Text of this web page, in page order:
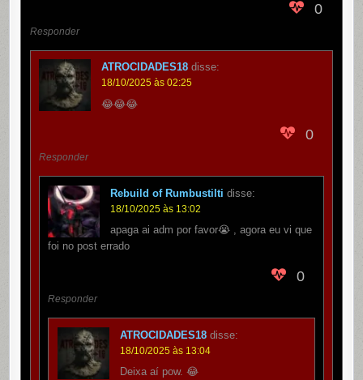
0
Responder
ATROCIDADES18 disse:
18/10/2025 às 02:25
😂😂😂
0
Responder
Rebuild of Rumbustilti disse:
18/10/2025 às 13:02
apaga ai adm por favor😭 , agora eu vi que
foi no post errado
0
Responder
ATROCIDADES18 disse:
18/10/2025 às 13:04
Deixa aí pow. 😂